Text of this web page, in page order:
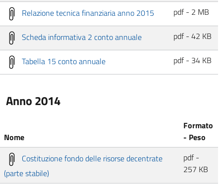
Relazione tecnica finanziaria anno 2015 pdf - 2 MB
Scheda informativa 2 conto annuale pdf - 42 KB
Tabella 15 conto annuale pdf - 34 KB
Anno 2014
Nome
Formato
- Peso
Costituzione fondo delle risorse decentrate
(parte stabile)
pdf -
257 KB